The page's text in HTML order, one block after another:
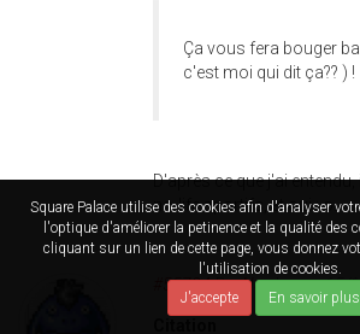
Square Palace utilise des cookies afin d'analyser
l'optique d'améliorer la petinence et la qualité des
cliquant sur un lien de cette page, vous donnez
l'utilisation de cookies.
J'accepte
En savoir plus
Ça vous fera bouger
c'est moi qui dit ça?? ) !
D'après ce que j'ai
no-life sportifs, et oui : o.
#55724ParNuule sam 15/